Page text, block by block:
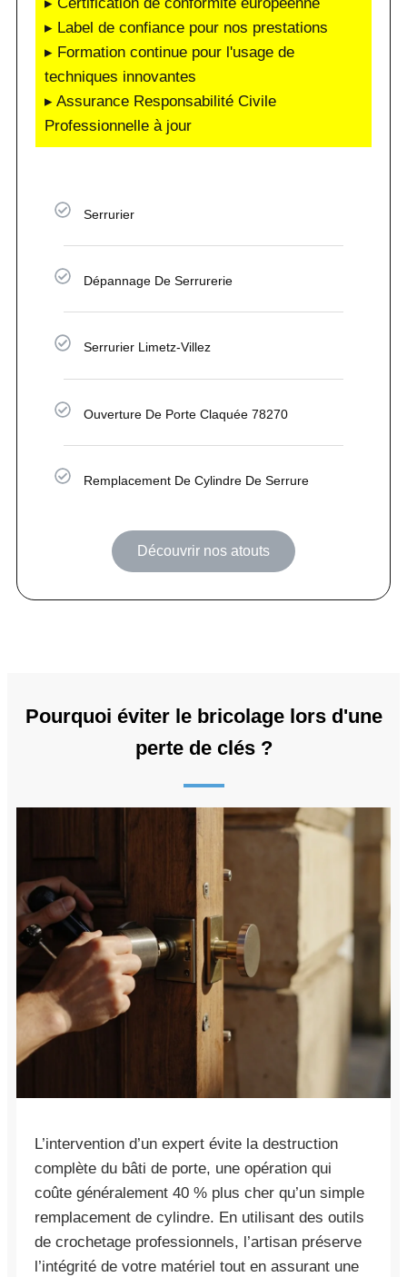
▸ Label de confiance pour nos prestations
▸ Formation continue pour l'usage de
techniques innovantes
▸ Assurance Responsabilité Civile
Professionnelle à jour
Serrurier
Dépannage De Serrurerie
Serrurier Limetz-Villez
Ouverture De Porte Claquée 78270
Remplacement De Cylindre De Serrure
Découvrir nos atouts
Pourquoi éviter le bricolage lors d'une
perte de clés ?
L’intervention d’un expert évite la destruction
complète du bâti de porte, une opération qui
coûte généralement 40 % plus cher qu’un simple
remplacement de cylindre. En utilisant des outils
de crochetage professionnels, l’artisan préserve
l’intégrité de votre matériel tout en assurant une